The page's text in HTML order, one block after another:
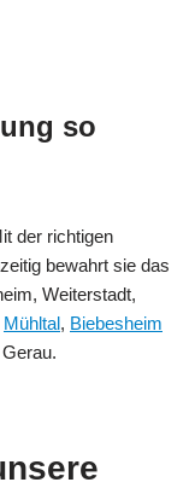
so
der richtigen
bewahrt sie das
Weiterstadt,
Mühltal, Biebesheim